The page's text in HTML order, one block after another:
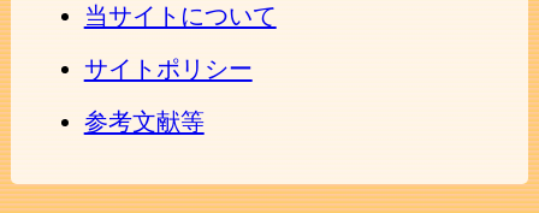
当サイトについて
サイトポリシー
参考文献等